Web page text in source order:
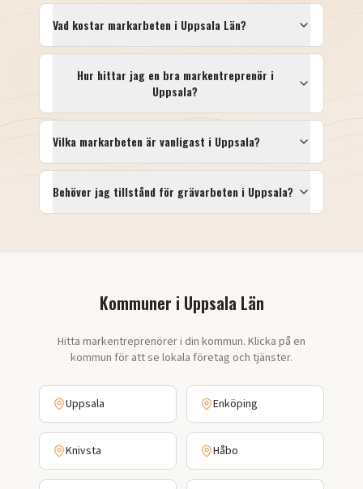
Vad kostar markarbeten i Uppsala Län?
Hur hittar jag en bra markentreprenör i
Uppsala?
Vilka markarbeten är vanligast i Uppsala?
Behöver jag tillstånd för grävarbeten i Uppsala?
Kommuner i Uppsala Län
Hitta markentreprenörer i din kommun. Klicka på en
kommun för att se lokala företag och tjänster.
Uppsala Enköping
Knivsta Håbo